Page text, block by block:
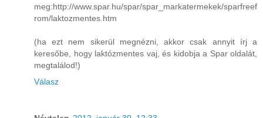
meg:http://www.spar.hu/spar/spar_markatermekek/sparfreef
rom/laktozmentes.htm
(ha ezt nem sikerül megnézni, akkor csak annyit írj a
keresőbe, hogy laktózmentes vaj, és kidobja a Spar oldalát,
megtalálod!)
Válasz